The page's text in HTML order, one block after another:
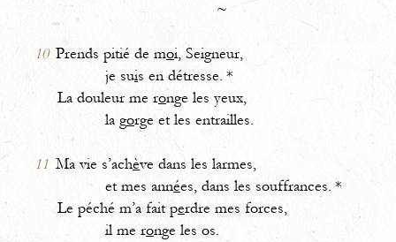
~
10 Prends pitié de moi, Seigneur,
je suis en détresse. *
La douleur me ronge les yeux,
la gorge et les entrailles.
11 Ma vie s’achève dans les larmes,
et mes années, dans les souffrances. *
Le péché m’a fait perdre mes forces,
il me ronge les os.